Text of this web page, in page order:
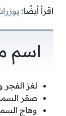
اقرأ أيضًا:
اسم
لغز الفجر
صقر
وهاج